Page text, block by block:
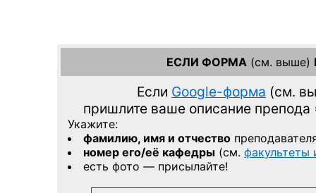
ЕСЛИ ФОРМА (см. выше)
Если Google-форма (см.
пришлите ваше описание препода
Укажите:
фамилию, имя и отчество
номер его/её кафедры (см.
есть фото — присылайте!